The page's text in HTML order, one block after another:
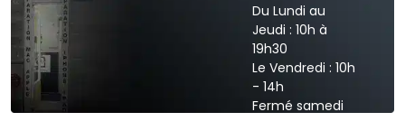
Du Lundi au
Jeudi : 10h à
19h30
Le Vendredi : 10h
- 14h
Fermé samedi